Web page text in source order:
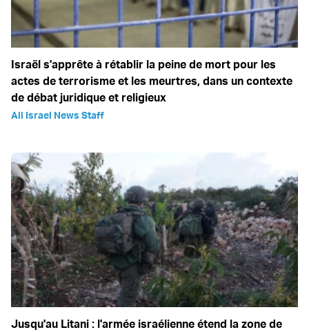
Israël s'apprête à rétablir la peine de mort pour les
actes de terrorisme et les meurtres, dans un contexte
de débat juridique et religieux
All Israel News Staff
Jusqu'au Litani : l'armée israélienne étend la zone de